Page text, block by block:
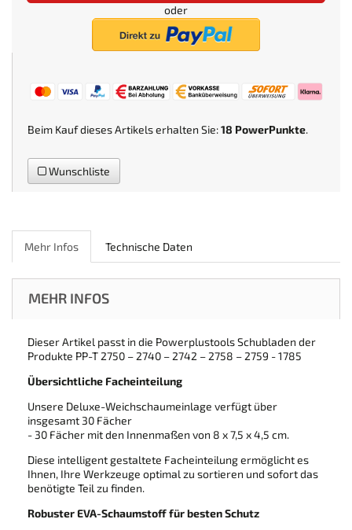
oder
Beim Kauf dieses Artikels erhalten Sie:18 PowerPunkte.
Wunschliste
Mehr Infos Technische Daten
MEHR INFOS
Dieser Artikel passt in die Powerplustools Schubladen der
Produkte PP-T 2750 – 2740 – 2742 – 2758 – 2759 - 1785
Übersichtliche Facheinteilung
Unsere Deluxe-Weichschaumeinlage verfügt über
insgesamt 30 Fächer
- 30 Fächer mit den Innenmaßen von 8 x 7,5 x 4,5 cm.
Diese intelligent gestaltete Facheinteilung ermöglicht es
Ihnen, Ihre Werkzeuge optimal zu sortieren und sofort das
benötigte Teil zu finden.
Robuster EVA-Schaumstoff für besten Schutz